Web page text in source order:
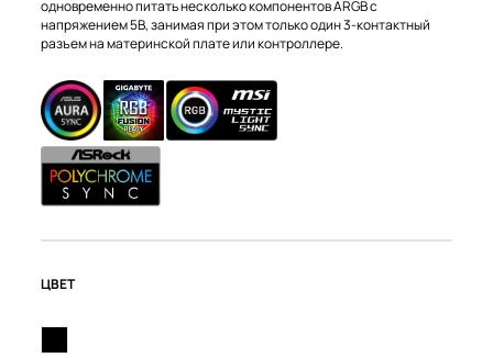
одновременно питать несколько компонентов ARGB с
напряжением 5В, занимая при этом только один 3-контактный
разъем на материнской плате или контроллере.
ЦВЕТ